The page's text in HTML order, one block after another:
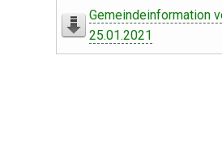
Gemeindeinformation
25.01.2021